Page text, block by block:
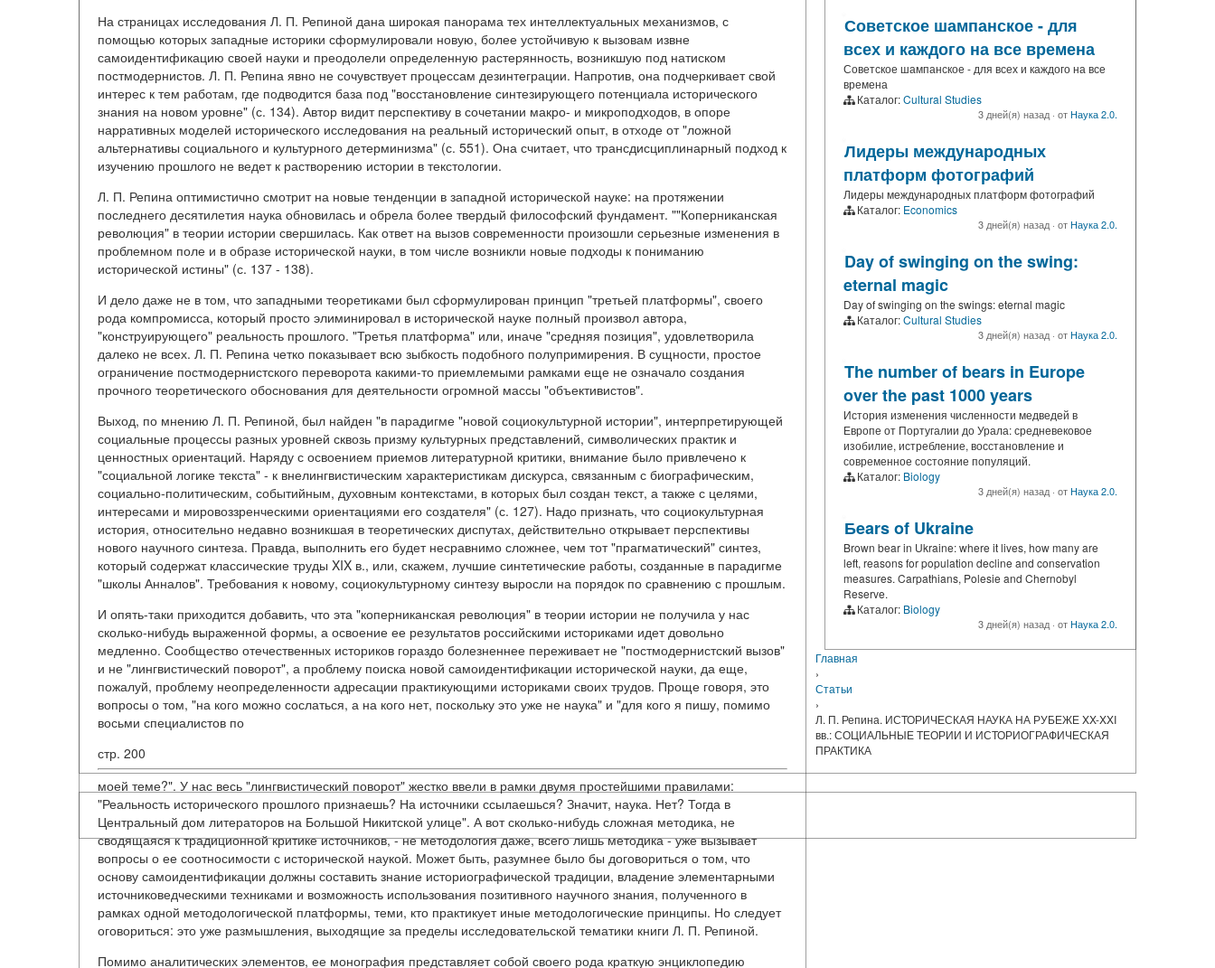
На страницах исследования Л. П. Репиной дана широкая панорама тех интеллектуальных механизмов, с
помощью которых западные историки сформулировали новую, более устойчивую к вызовам извне
самоидентификацию своей науки и преодолели определенную растерянность, возникшую под натиском
постмодернистов. Л. П. Репина явно не сочувствует процессам дезинтеграции. Напротив, она подчеркивает свой
интерес к тем работам, где подводится база под "восстановление синтезирующего потенциала исторического
знания на новом уровне" (с. 134). Автор видит перспективу в сочетании макро- и микроподходов, в опоре
нарративных моделей исторического исследования на реальный исторический опыт, в отходе от "ложной
альтернативы социального и культурного детерминизма" (с. 551). Она считает, что трансдисциплинарный подход к
изучению прошлого не ведет к растворению истории в текстологии.
Л. П. Репина оптимистично смотрит на новые тенденции в западной исторической науке: на протяжении
последнего десятилетия наука обновилась и обрела более твердый философский фундамент. ""Коперниканская
революция" в теории истории свершилась. Как ответ на вызов современности произошли серьезные изменения в
проблемном поле и в образе исторической науки, в том числе возникли новые подходы к пониманию
исторической истины" (с. 137 - 138).
И дело даже не в том, что западными теоретиками был сформулирован принцип "третьей платформы", своего
рода компромисса, который просто элиминировал в исторической науке полный произвол автора,
"конструирующего" реальность прошлого. "Третья платформа" или, иначе "средняя позиция", удовлетворила
далеко не всех. Л. П. Репина четко показывает всю зыбкость подобного полупримирения. В сущности, простое
ограничение постмодернистского переворота какими-то приемлемыми рамками еще не означало создания
прочного теоретического обоснования для деятельности огромной массы "объективистов".
Выход, по мнению Л. П. Репиной, был найден "в парадигме "новой социокультурной истории", интерпретирующей
социальные процессы разных уровней сквозь призму культурных представлений, символических практик и
ценностных ориентаций. Наряду с освоением приемов литературной критики, внимание было привлечено к
"социальной логике текста" - к внелингвистическим характеристикам дискурса, связанным с биографическим,
социально-политическим, событийным, духовным контекстами, в которых был создан текст, а также с целями,
интересами и мировоззренческими ориентациями его создателя" (с. 127). Надо признать, что социокультурная
история, относительно недавно возникшая в теоретических диспутах, действительно открывает перспективы
нового научного синтеза. Правда, выполнить его будет несравнимо сложнее, чем тот "прагматический" синтез,
который содержат классические труды XIX в., или, скажем, лучшие синтетические работы, созданные в парадигме
"школы Анналов". Требования к новому, социокультурному синтезу выросли на порядок по сравнению с прошлым.
И опять-таки приходится добавить, что эта "коперниканская революция" в теории истории не получила у нас
сколько-нибудь выраженной формы, а освоение ее результатов российскими историками идет довольно
медленно. Сообщество отечественных историков гораздо болезненнее переживает не "постмодернистский вызов"
и не "лингвистический поворот", а проблему поиска новой самоидентификации исторической науки, да еще,
пожалуй, проблему неопределенности адресации практикующими историками своих трудов. Проще говоря, это
вопросы о том, "на кого можно сослаться, а на кого нет, поскольку это уже не наука" и "для кого я пишу, помимо
восьми специалистов по
стр. 200
моей теме?". У нас весь "лингвистический поворот" жестко ввели в рамки двумя простейшими правилами:
"Реальность исторического прошлого признаешь? На источники ссылаешься? Значит, наука. Нет? Тогда в
Центральный дом литераторов на Большой Никитской улице". А вот сколько-нибудь сложная методика, не
сводящаяся к традиционной критике источников, - не методология даже, всего лишь методика - уже вызывает
вопросы о ее соотносимости с исторической наукой. Может быть, разумнее было бы договориться о том, что
основу самоидентификации должны составить знание историографической традиции, владение элементарными
источниковедческими техниками и возможность использования позитивного научного знания, полученного в
рамках одной методологической платформы, теми, кто практикует иные методологические принципы. Но следует
оговориться: это уже размышления, выходящие за пределы исследовательской тематики книги Л. П. Репиной.
Помимо аналитических элементов, ее монография представляет собой своего рода краткую энциклопедию
Советское шампанское - для
всех и каждого на все времена
Советское шампанское - для всех и каждого на все
времена
Каталог:Cultural Studies
3 дней(я) назад · отНаука 2.0.
Лидеры международных
платформ фотографий
Лидеры международных платформ фотографий
Каталог: Economics
3 дней(я) назад · отНаука 2.0.
Day of swinging on the swing:
eternal magic
Day of swinging on the swings: eternal magic
Каталог:Cultural Studies
3 дней(я) назад · отНаука 2.0.
The number of bears in Europe
over the past 1000 years
История изменения численности медведей в
Европе от Португалии до Урала: средневековое
изобилие, истребление, восстановление и
современное состояние популяций.
Каталог: Biology
3 дней(я) назад · отНаука 2.0.
Бears of Ukraine
Brown bear in Ukraine: where it lives, how many are
left, reasons for population decline and conservation
measures. Carpathians, Polesie and Chernobyl
Reserve.
Каталог: Biology
3 дней(я) назад · отНаука 2.0.
Главная
›
Статьи
›
Л. П. Репина. ИСТОРИЧЕСКАЯ НАУКА НА РУБЕЖЕ XX-XXI
вв.: СОЦИАЛЬНЫЕ ТЕОРИИ И ИСТОРИОГРАФИЧЕСКАЯ
ПРАКТИКА